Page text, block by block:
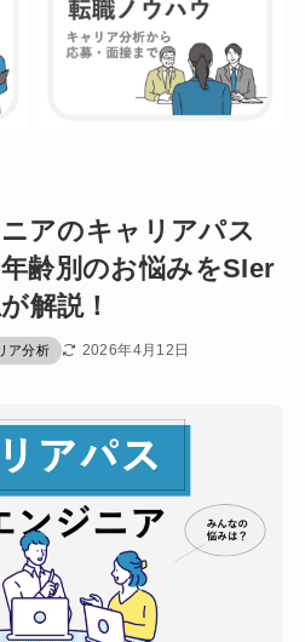
アのキャリアパス
齢別のお悩みをSIer
解説！
ア分析 2026年4月12日